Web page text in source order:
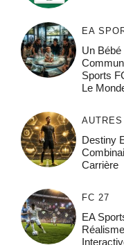
EA
Un
Sports
Le
Destiny
Carrière
FC 27
EA